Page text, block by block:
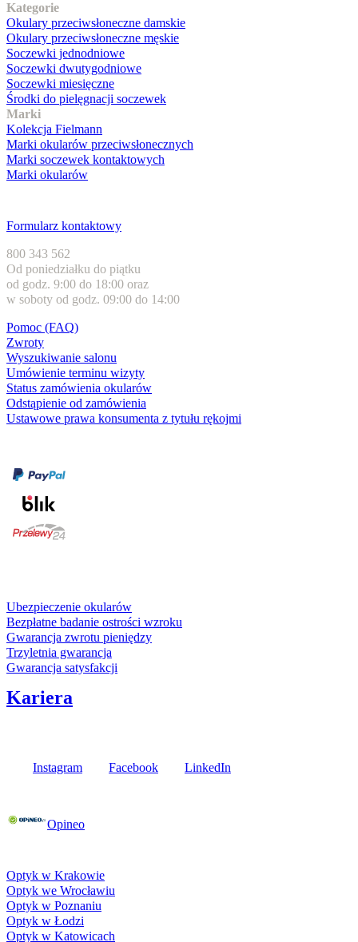
Kategorie
Okulary przeciwsłoneczne damskie
Okulary przeciwsłoneczne męskie
Soczewki jednodniowe
Soczewki dwutygodniowe
Soczewki miesięczne
Środki do pielęgnacji soczewek
Marki
Kolekcja Fielmann
Marki okularów przeciwsłonecznych
Marki soczewek kontaktowych
Marki okularów
Formularz kontaktowy
800 343 562
Od poniedziałku do piątku
od godz. 9:00 do 18:00 oraz
w soboty od godz. 09:00 do 14:00
Pomoc (FAQ)
Zwroty
Wyszukiwanie salonu
Umówienie terminu wizyty
Status zamówienia okularów
Odstąpienie od zamówienia
Ustawowe prawa konsumenta z tytułu rękojmi
Ubezpieczenie okularów
Bezpłatne badanie ostrości wzroku
Gwarancja zwrotu pieniędzy
Trzyletnia gwarancja
Gwarancja satysfakcji
Kariera
Instagram Facebook LinkedIn
Opineo
Optyk w Krakowie
Optyk we Wrocławiu
Optyk w Poznaniu
Optyk w Łodzi
Optyk w Katowicach